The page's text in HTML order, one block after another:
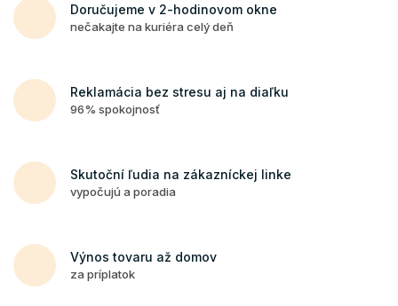
Doručujeme v 2-hodinovom okne
nečakajte na kuriéra celý deň
Reklamácia bez stresu aj na diaľku
96% spokojnosť
Skutoční ľudia na zákazníckej linke
vypočujú a poradia
Výnos tovaru až domov
za príplatok